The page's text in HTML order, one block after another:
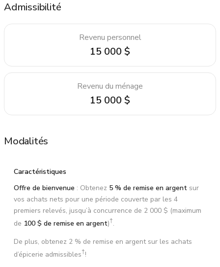
Admissibilité
Revenu personnel
15 000 $
Revenu du ménage
15 000 $
Modalités
Caractéristiques
Offre de bienvenue : Obtenez 5 % de remise en argent sur
vos achats nets pour une période couverte par les 4
premiers relevés, jusqu’à concurrence de 2 000 $ (maximum
de 100 $ de remise en argent)†.
De plus, obtenez 2 % de remise en argent sur les achats
d’épicerie admissibles†!